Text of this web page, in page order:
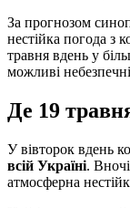
За прогнозом
нестійка погода з
травня вдень у
можливі
Де 19
У вівторок вдень
всій Україні.
атмосферна